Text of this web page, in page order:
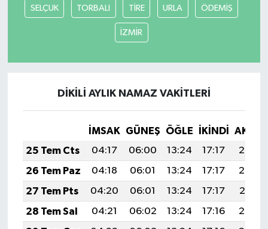
SELÇUK TORBALI TİRE URLA ÖDEMİŞ
İZMİR
DİKİLİ AYLIK NAMAZ VAKITLERI
İMSAK GÜNEŞ ÖĞLE İKINDI
25 Tem Cts
04:17 06:00 13:24 17:17
20:38
26 Tem Paz
04:18 06:01 13:24 17:17
20:38
27 Tem Pts
04:20 06:01 13:24 17:17
20:37
28 Tem Sal
04:21 06:02 13:24 17:16
20:36